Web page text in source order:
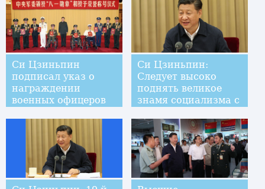
Си Цзиньпин
подписал указ о
награждении
военных офицеров
Си Цзиньпин:
Следует высоко
поднять великое
знамя социализма с
спецификой,
решительно
добиваться
всестороннего
создания
среднезажиточного